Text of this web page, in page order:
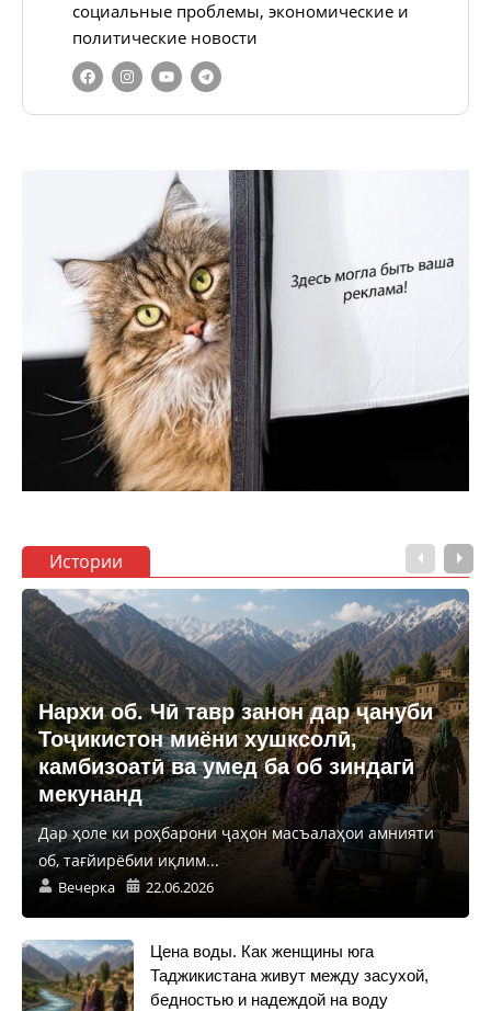
социальные проблемы, экономические и
политические новости
Истории
Нархи об. Чӣ тавр занон дар ҷануби
Тоҷикистон миёни хушксолӣ,
камбизоатӣ ва умед ба об зиндагӣ
мекунанд
Дар ҳоле ки роҳбарони ҷаҳон масъалаҳои амнияти
об, тағйирёбии иқлим...
Вечерка 22.06.2026
Цена воды. Как женщины юга
Таджикистана живут между засухой,
бедностью и надеждой на воду